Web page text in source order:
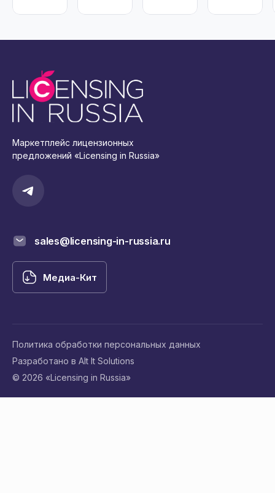
Маркетплейс лицензионных
предложений «Licensing in Russia»
sales@licensing-in-russia.ru
Медиа-Кит
© 2026 «Licensing in Russia»
Политика обработки персональных данных
Разработано в Alt It Solutions